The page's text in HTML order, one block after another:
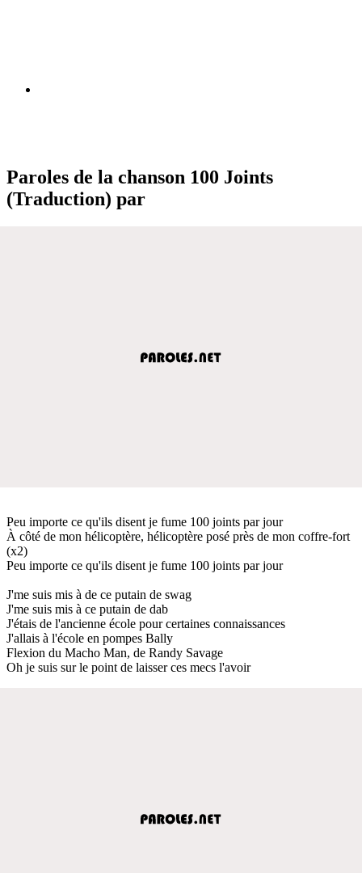
Paroles de la chanson 100 Joints
(Traduction) par
Peu importe ce qu'ils disent je fume 100 joints par jour
À côté de mon hélicoptère, hélicoptère posé près de mon coffre-fort
(x2)
Peu importe ce qu'ils disent je fume 100 joints par jour
J'me suis mis à de ce putain de swag
J'me suis mis à ce putain de dab
J'étais de l'ancienne école pour certaines connaissances
J'allais à l'école en pompes Bally
Flexion du Macho Man, de Randy Savage
Oh je suis sur le point de laisser ces mecs l'avoir